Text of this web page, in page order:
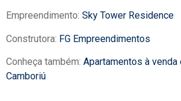
Empreendimento: Sky Tower Residence
Construtora: FG Empreendimentos
Conheça também: Apartamentos à venda
Camboriú